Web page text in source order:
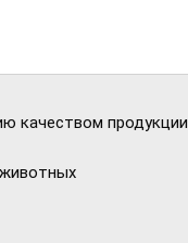
качеством продукции